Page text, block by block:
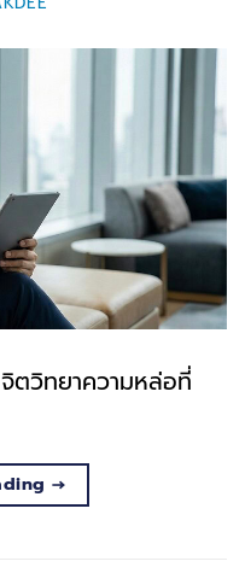
ตวิทยาความหล่อที่
→